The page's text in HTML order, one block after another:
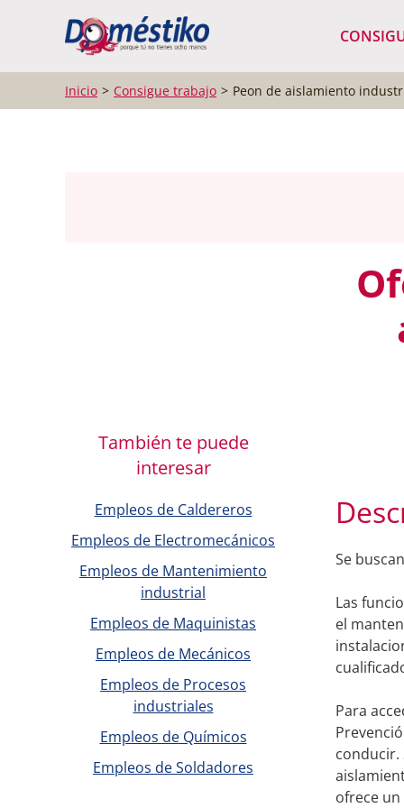
Inicio Consigue trabajo Peon de aislamiento
Se
Las
el
Para
conducir.
ofrece
También te puede
interesar
Empleos de Caldereros
Empleos de Electromecánicos
Empleos de Mantenimiento
industrial
Empleos de Maquinistas
Empleos de Mecánicos
Empleos de Procesos
industriales
Empleos de Químicos
Empleos de Soldadores